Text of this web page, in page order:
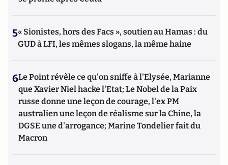
5« Sionistes, hors des Facs », soutien au Hamas : du
GUD à LFI, les mêmes slogans, la même haine
6Le Point révèle ce qu'on sniffe à l'Elysée, Marianne
que Xavier Niel hacke l'Etat; Le Nobel de la Paix
russe donne une leçon de courage, l'ex PM
australien une leçon de réalisme sur la Chine, la
DGSE une d'arrogance; Marine Tondelier fait du
Macron